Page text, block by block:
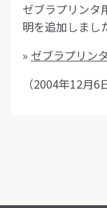
ゼブラプリンタ
明を追加しまし
» ゼブラプリン
（2004年12月6